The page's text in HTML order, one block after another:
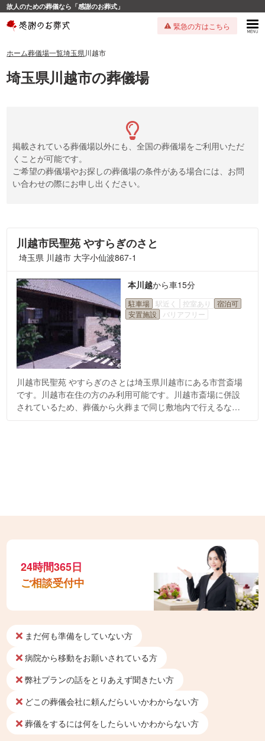
故人のための葬儀なら「感謝のお葬式」
緊急の方はこちら
ホーム葬儀場一覧埼玉県川越市
埼玉県川越市の葬儀場
掲載されている葬儀場以外にも、全国の葬儀場をご利用いただ
くことが可能です。
ご希望の葬儀場やお探しの葬儀場の条件がある場合には、お問
い合わせの際にお申し出ください。
川越市民聖苑 やすらぎのさと
埼玉県 川越市 大字小仙波867-1
本川越から車15分
駐車場 駅近く 控室あり
宿泊可
安置施設
バリアフリー
川越市民聖苑 やすらぎのさとは埼玉県川越市にある市営斎場
です。川越市在住の方のみ利用可能です。川越市斎場に併設
されているため、葬儀から火葬まで同じ敷地内で行えるな
24時間365日
ご相談受付中
まだ何も準備をしていない方
病院から移動をお願いされている方
弊社プランの話をとりあえず聞きたい方
どこの葬儀会社に頼んだらいいかわからない方
葬儀をするには何をしたらいいかわからない方